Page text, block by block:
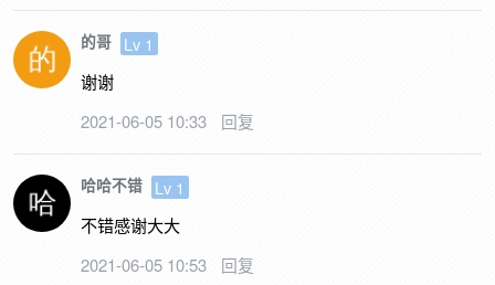
的哥
Lv 1
谢谢
2021-06-05 10:33
回复
哈哈不错
Lv 1
不错感谢大大
2021-06-05 10:53
回复